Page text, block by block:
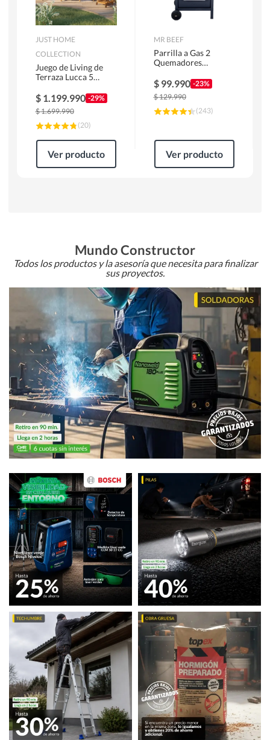
JUST HOME
COLLECTION
Juego de Living de
Terraza Lucca 5
$ 1.199.990 -29%
$1.699.990
(20)
Ver producto
MR BEEF
Parrilla a Gas 2
Quemadores
$ 99.990 -23%
$129.990
(243)
Ver producto
Mundo Constructor
Todos los productos y la asesoría que necesita para finalizar
sus proyectos.